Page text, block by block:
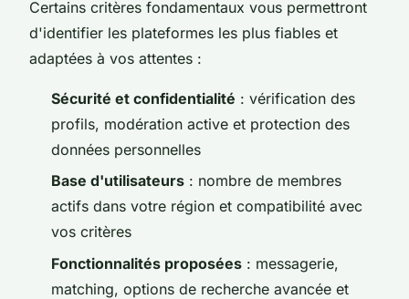
Certains critères fondamentaux vous permettront
d'identifier les plateformes les plus fiables et
adaptées à vos attentes :
Sécurité et confidentialité : vérification des
profils, modération active et protection des
données personnelles
Base d'utilisateurs : nombre de membres
actifs dans votre région et compatibilité avec
vos critères
Fonctionnalités proposées : messagerie,
matching, options de recherche avancée et